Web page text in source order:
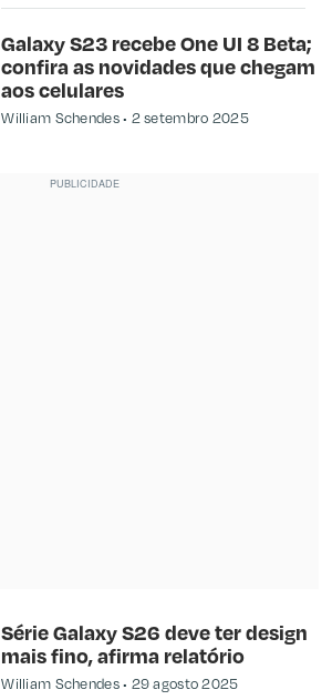
Galaxy S23 recebe One UI 8 Beta;
confira as novidades que chegam
aos celulares
William Schendes 2 setembro 2025
Série Galaxy S26 deve ter design
mais fino, afirma relatório
William Schendes 29 agosto 2025